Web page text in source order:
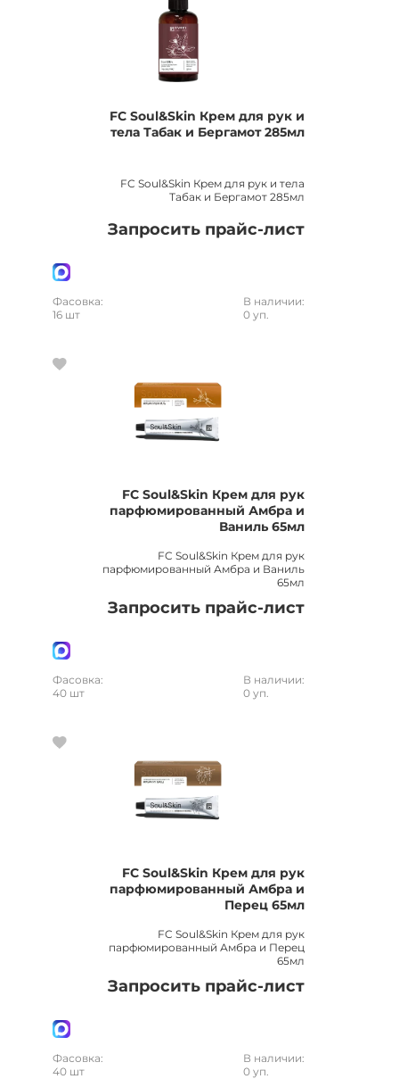
FC Soul&Skin Крем для рук и
тела Табак и Бергамот 285мл
FC Soul&Skin Крем для рук и тела
Табак и Бергамот 285мл
Запросить прайс-лист
Фасовка:
16 шт
В наличии:
0 уп.
FC Soul&Skin Крем для рук
парфюмированный Амбра и
Ваниль 65мл
FC Soul&Skin Крем для рук
парфюмированный Амбра и Ваниль
65мл
Запросить прайс-лист
Фасовка:
40 шт
В наличии:
0 уп.
FC Soul&Skin Крем для рук
парфюмированный Амбра и
Перец 65мл
FC Soul&Skin Крем для рук
парфюмированный Амбра и Перец
65мл
Запросить прайс-лист
Фасовка:
40 шт
В наличии:
0 уп.